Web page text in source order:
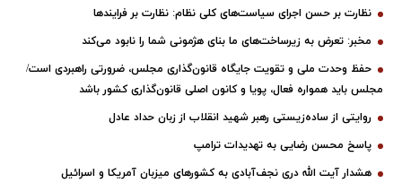
نظارت بر حسن اجرای سیاست‌های کلی نظام: نظارت بر فرایندها
مخبر: تعرض به زیرساخت‌های ما بنای هژمونی شما را نابود می‌کند
حفظ وحدت ملی و تقویت جایگاه قانون‌گذاری مجلس، ضرورتی راهبردی است/
مجلس باید همواره فعال، پویا و کانون اصلی قانون‌گذاری کشور باشد
روایتی از ساده‌زیستی رهبر شهید انقلاب از زبان حداد عادل
پاسخ محسن رضایی به تهدیدات ترامپ
هشدار آیت الله دری نجف‌آبادی به کشورهای میزبان آمریکا و اسرائیل